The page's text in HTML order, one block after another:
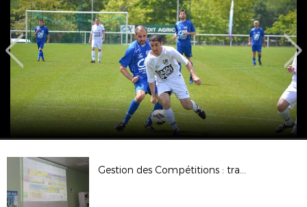
Gestion des Compétitions : travaux de la commission